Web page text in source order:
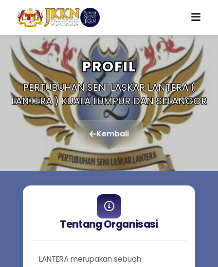
PROFIL
PERTUBUHAN SENI LASKAR LANTERA (
LANTERA ) KUALA LUMPUR DAN SELANGOR
Kembali
Tentang Organisasi
LANTERA merupakan sebuah